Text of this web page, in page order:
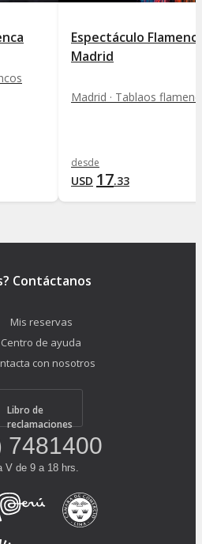
Espectáculo
Madrid
Madrid · Tablaos
desde
USD 17.33
Contáctanos
Mis reservas
Centro de ayuda
con nosotros
Libro de
reclamaciones
7481400
V de 9 a 18 hrs.